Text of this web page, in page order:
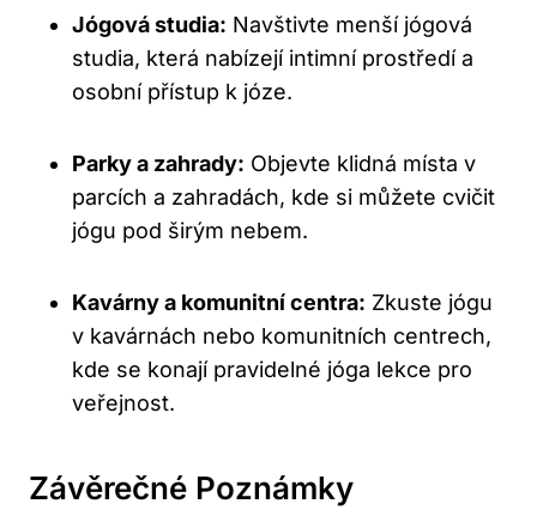
Jógová studia: Navštivte menší jógová
studia, která nabízejí intimní prostředí a
osobní přístup k józe.
Parky a zahrady: Objevte klidná místa v
parcích a zahradách, kde si můžete cvičit
jógu pod širým nebem.
Kavárny a komunitní centra: Zkuste jógu
v kavárnách nebo komunitních centrech,
kde se konají pravidelné jóga lekce pro
veřejnost.
Závěrečné Poznámky